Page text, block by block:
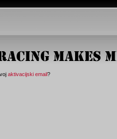
aktivacijski email?